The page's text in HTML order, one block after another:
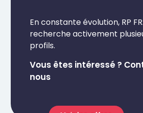
En constante évolution, RP
recherche activement
profils.
Vous êtes intéressé ?
nous